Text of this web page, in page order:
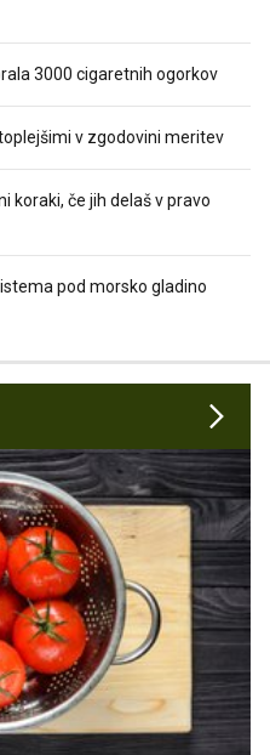
3000 cigaretnih ogorkov
v zgodovini meritev
koraki, če jih delaš v pravo
pod morsko gladino